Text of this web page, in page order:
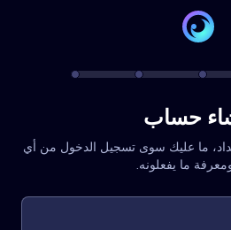
حساب
ما عليك سوى تسجيل الدخول من أي
ما يفعلونه.